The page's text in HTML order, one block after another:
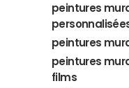
peintures
peintures
peintures
films